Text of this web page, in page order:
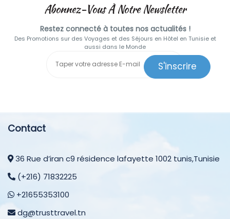
Abonnez-Vous À Notre Newsletter
Restez connecté à toutes nos actualités !
Des Promotions sur des Voyages et des Séjours en Hôtel en Tunisie et
aussi dans le Monde
S'inscrire
Contact
36 Rue d’iran c9 résidence lafayette 1002 tunis,Tunisie
(+216) 71832225
+21655353100
dg@trusttravel.tn